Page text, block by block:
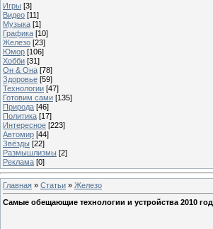
Игры [3]
Видео [11]
Музыка [1]
Графика [10]
Железо [23]
Юмор [106]
Хобби [31]
Он & Она [78]
Здоровье [59]
Технологии [47]
Готовим сами [135]
Природа [46]
Политика [17]
Интересное [223]
Автомир [44]
Звёзды [22]
Размышлизмы [2]
Реклама [0]
Главная » Статьи » Железо
Самые обещающие технологии и устройства 2010